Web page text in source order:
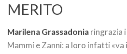
MERITO
Marilena Grassadoniaringrazia
Mammi e Zanni: a loro infatti «va